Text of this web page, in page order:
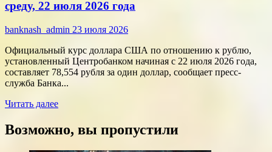
скорость
против
переплат
среду, 22 июля 2026 года
banknash_admin 23 июля 2026
Официальный курс доллара США по отношению к рублю,
установленный Центробанком начиная с 22 июля 2026 года,
составляет 78,554 рубля за один доллар, сообщает пресс-
служба Банка...
Читать далееПрочитать
Курсы
Возможно, вы пропустили